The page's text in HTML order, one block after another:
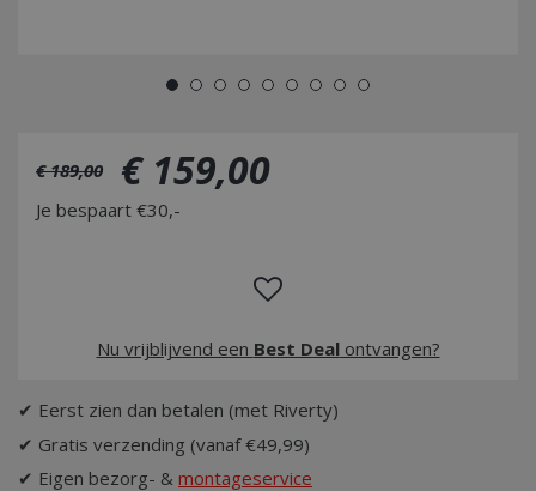
€ 189,00 € 159,00
Je bespaart €30,-
Nu vrijblijvend een Best Dealontvangen?
✔ Eerst zien dan betalen (met Riverty)
✔ Gratis verzending (vanaf €49,99)
✔ Eigen bezorg- & montageservice